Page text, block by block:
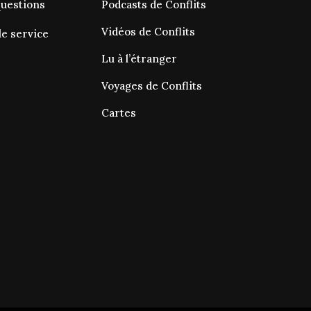
service
Podcasts de Conflits
Vidéos de Conflits
Lu à l’étranger
Voyages de Conflits
Cartes